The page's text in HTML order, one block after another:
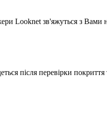
Looknet зв'яжуться з
після перевірки покриття